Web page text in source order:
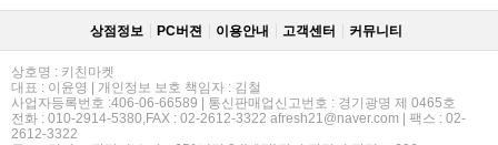
상점정보 PC버젼 이용안내 고객센터 커뮤니티
상호명 : 키친마켓
대표 : 이윤영 | 개인정보 보호 책임자 : 김철
사업자등록번호 :406-06-66589 | 통신판매업신고번호 : 경기광명 제 0465호
전화 : 010-2914-5380,FAX : 02-2612-3322 afresh21@naver.com | 팩스 : 02-
2612-3322